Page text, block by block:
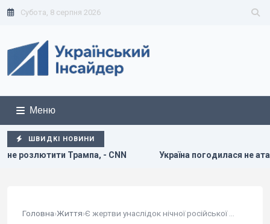
Субота, 8 серпня 2026
Меню
ШВИДКІ НОВИНИ
- CNN Україна погодилася не атакувати неросійські
Головна›Життя›